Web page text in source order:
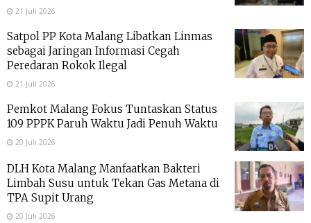
21 Juli 2026
Satpol PP Kota Malang Libatkan Linmas
sebagai Jaringan Informasi Cegah
Peredaran Rokok Ilegal
21 Juli 2026
Pemkot Malang Fokus Tuntaskan Status
109 PPPK Paruh Waktu Jadi Penuh Waktu
20 Juli 2026
DLH Kota Malang Manfaatkan Bakteri
Limbah Susu untuk Tekan Gas Metana di
TPA Supit Urang
20 Juli 2026